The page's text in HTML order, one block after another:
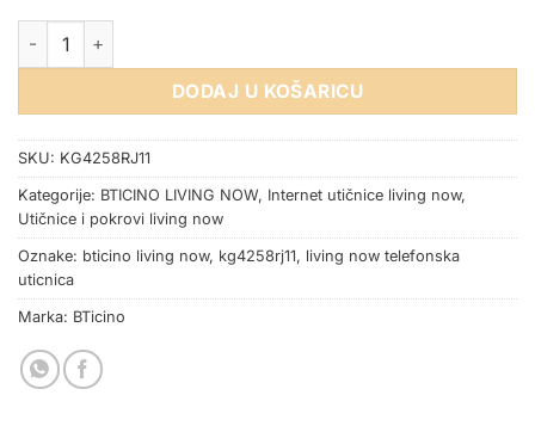
TELEFONSKA UTIČNICA RJ11 1M CRNA BTICINO LIVING
DODAJ U KOŠARICU
SKU: KG4258RJ11
Kategorije: BTICINO LIVING NOW, Internet utičnice living now,
Utičnice i pokrovi living now
Oznake: bticino living now, kg4258rj11, living now telefonska
uticnica
Marka: BTicino